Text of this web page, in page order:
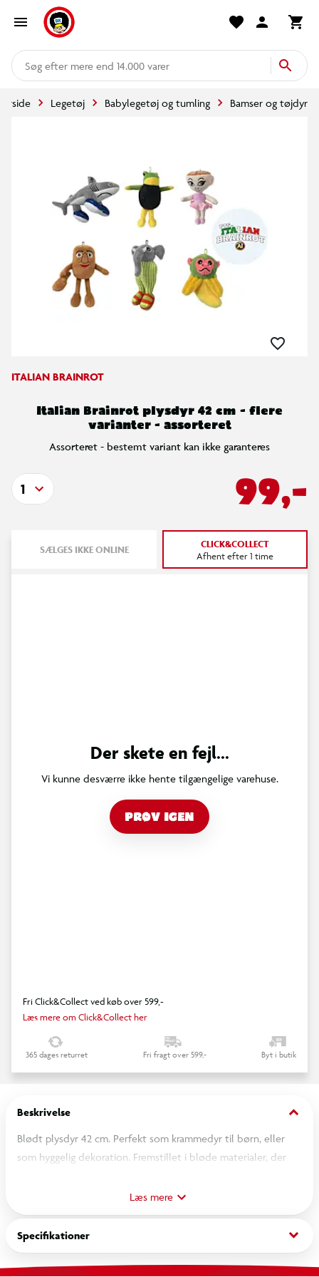
mere end 14.000 varer
Legetøj Babylegetøj og tumling Bamser og tøjdyr
ITALIAN BRAINROT
Italian Brainrot plysdyr 42 cm - flere
varianter - assorteret
Assorteret - bestemt variant kan ikke garanteres
99,-
1
SÆLGES IKKE ONLINE CLICK&COLLECT
Afhent efter 1 time
Der skete en fejl...
Vi kunne desværre ikke hente tilgængelige varehuse.
PRØV IGEN
Fri Click&Collect ved køb over 599,-
Læs mere om Click&Collect her
365 dages returret Fri fragt over 599,- Byt i butik
Beskrivelse keyboard_arrow_down
Blødt plysdyr 42 cm. Perfekt som krammedyr til børn, eller
som hyggelig dekoration. Fremstillet i bløde materialer, der
OBS! Varen er assorteret, og en bestemt variant kan ikke
garanteres.
Læs mere
Specifikationer keyboard_arrow_down